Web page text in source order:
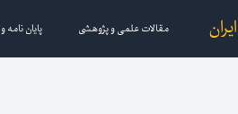
مقالات علمی و پژوهشی پایان نامه